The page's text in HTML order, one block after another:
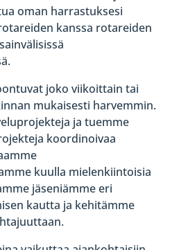
oman harrastuksesi
kanssa rotareiden
joko viikoittain tai
mukaisesti harvemmin.
ja tuemme
koordinoivaa
kuulla mielenkiintoisia
jäseniämme eri
kautta ja kehitämme